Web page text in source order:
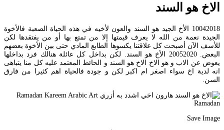
الاخ هو السند
10042018 الأخ الجيد هو السند والعون لأخيه في هذه الحياة الصعبة فالأخوة
الجيدة نعمة من الله لا يعرف قيمتها إلا من تمتع بها أو من يفتقدها لكن
للأسف الآن أصبحت كل علاقتنا يكسوها الطابع المادي حتى بين الأخوة بعضهم
البعض. 20052020 الأخ هو السند. لكن بداخل كل عائلة هنالك فرد بداخلها
يعوض عن الاب و هو الاخ الاخ هو السند و الحائط المعتمد عليه كل منا يتباهى
انه لدية اخ سواء اصغر ام اكبر لكن و جودة فالحياة اهم كثيرا من فارق
السن.
Save Image